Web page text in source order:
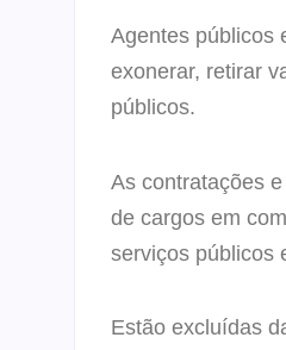
Agentes públicos
exonerar, retirar
públicos.
As contratações
de cargos em
serviços públicos
Estão excluídas